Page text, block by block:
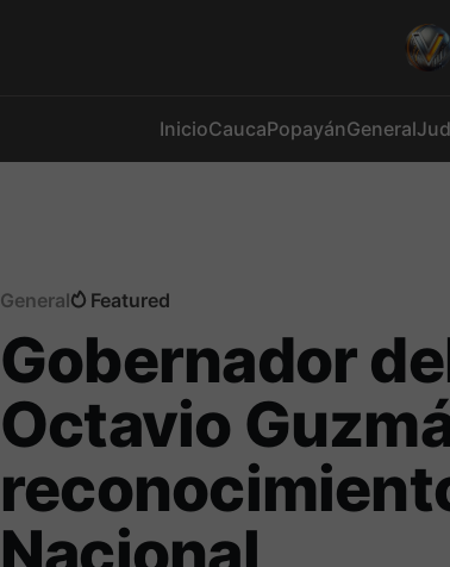
InicioCaucaPopayánGeneral
General Featured
Gobernador
Octavio